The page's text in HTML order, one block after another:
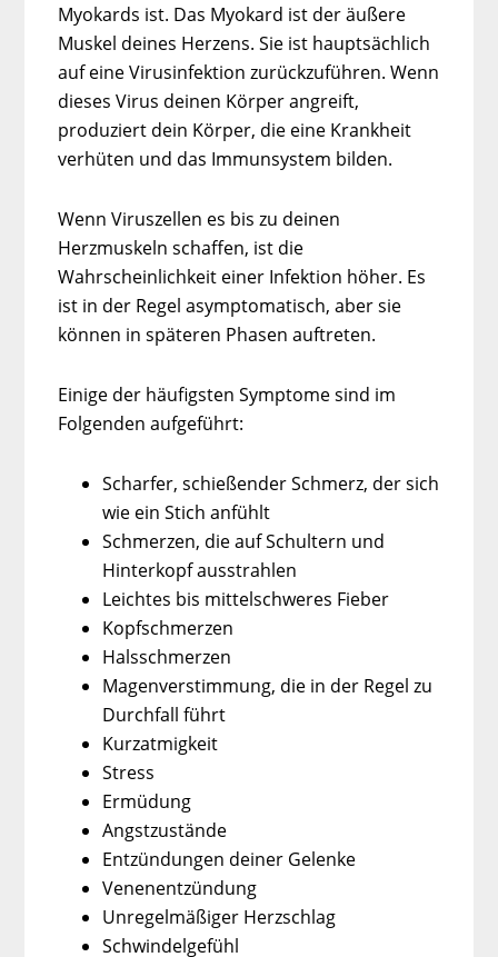
Myokards ist. Das Myokard ist der äußere
Muskel deines Herzens. Sie ist hauptsächlich
auf eine Virusinfektion zurückzuführen. Wenn
dieses Virus deinen Körper angreift,
produziert dein Körper, die eine Krankheit
verhüten und das Immunsystem bilden.
Wenn Viruszellen es bis zu deinen
Herzmuskeln schaffen, ist die
Wahrscheinlichkeit einer Infektion höher. Es
ist in der Regel asymptomatisch, aber sie
können in späteren Phasen auftreten.
Einige der häufigsten Symptome sind im
Folgenden aufgeführt:
Scharfer, schießender Schmerz, der sich
wie ein Stich anfühlt
Schmerzen, die auf Schultern und
Hinterkopf ausstrahlen
Leichtes bis mittelschweres Fieber
Kopfschmerzen
Halsschmerzen
Magenverstimmung, die in der Regel zu
Durchfall führt
Kurzatmigkeit
Stress
Ermüdung
Angstzustände
Entzündungen deiner Gelenke
Venenentzündung
Unregelmäßiger Herzschlag
Schwindelgefühl